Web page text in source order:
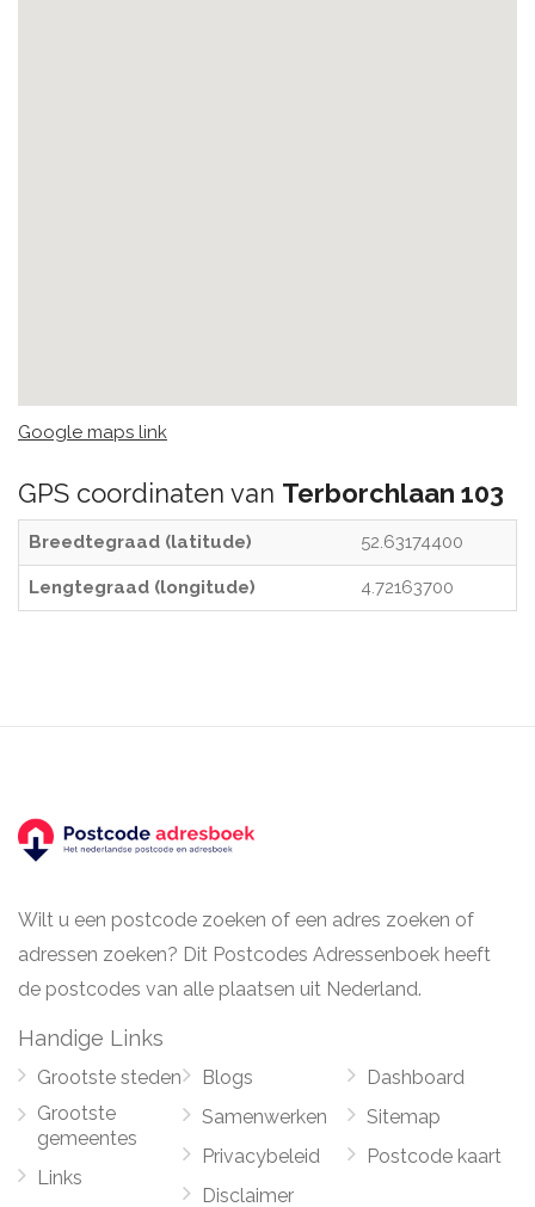
Google maps link
GPS coordinaten van Terborchlaan 103
Breedtegraad (latitude) 52.63174400
Lengtegraad (longitude) 4.72163700
Wilt u een postcode zoeken of een adres zoeken of
adressen zoeken? Dit Postcodes Adressenboek heeft
de postcodes van alle plaatsen uit Nederland.
Handige Links
Grootste steden
Grootste
gemeentes
Links
Blogs
Samenwerken
Privacybeleid
Disclaimer
Dashboard
Sitemap
Postcode kaart